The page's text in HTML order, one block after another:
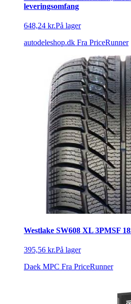
leveringsomfang
648,24 kr.På lager
autodeleshop.dk Fra PriceRunner
Westlake SW608 XL 3PMSF
395,56 kr.På lager
Daek MPC Fra PriceRunner